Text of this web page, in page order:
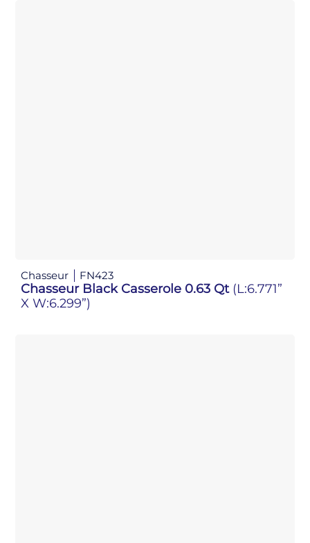
Chasseur FN423
Chasseur Black Casserole 0.63 Qt (L:6.771”
X W:6.299”)